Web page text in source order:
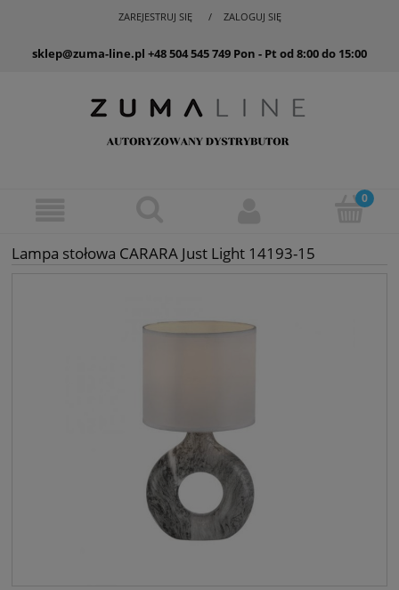
ZAREJESTRUJ SIĘ ZALOGUJ SIĘ
sklep@zuma-line.pl +48 504 545 749 Pon - Pt od 8:00 do 15:00
Lampa stołowa CARARA Just Light 14193-15